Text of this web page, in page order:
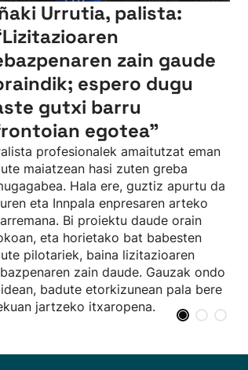
Urrutia, palista:
zain gaude
espero dugu
gutxi barru
egotea”
profesionalek amaitutzat eman
maiatzean hasi zuten greba
Hala ere, guztiz apurtu da
eta Innpala enpresaren arteko
Bi proiektu daude orain
eta horietako bat babesten
pilotariek, baina lizitazioaren
zain daude. Gauzak ondo
badute etorkizunean pala bere
jartzeko itxaropena.